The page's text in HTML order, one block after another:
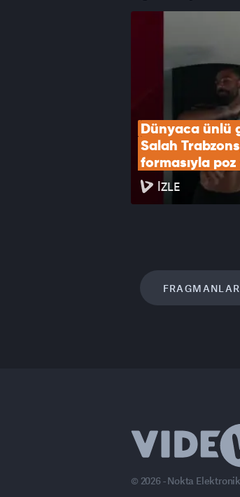
Dünyaca ünlü
Salah
formasıyla
İZLE
FRAGMANLAR
© 2026 - Nokta